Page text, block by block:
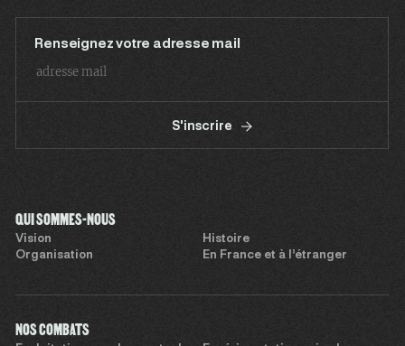
Renseignez votre adresse mail
S'inscrire
QUI SOMMES-NOUS
Vision
Histoire
Organisation
En France et à l’étranger
NOS COMBATS